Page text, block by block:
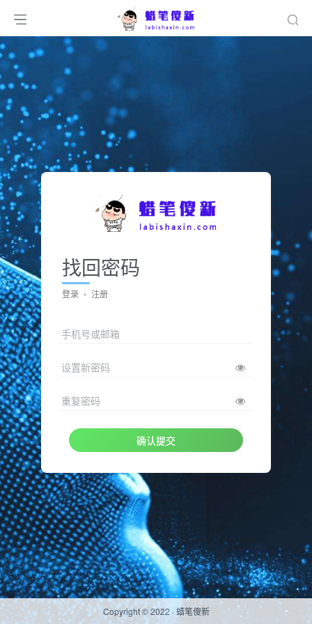
找回密码
登录 注册
手机号或邮箱
设置新密码
重复密码
确认提交
Copyright © 2022 · 蜡笔傻新